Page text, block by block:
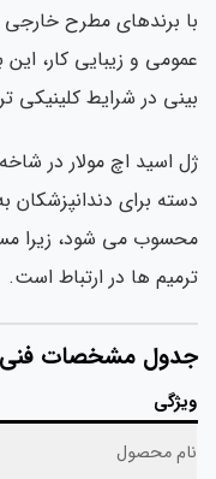
با برندهای مطرح خارجی
عمومی و زیبایی کار،
بینی در شرایط کلینیکی
ژل اسید اچ مولار در شاخه
دسته برای
محسوب می شود، زیرا
ترمیم ها در ارتباط است.
جدول مشخصات فنی
ویژگی
نام محصول